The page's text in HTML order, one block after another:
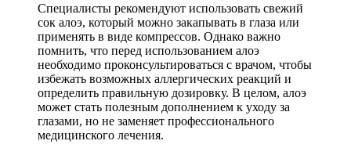
Специалисты рекомендуют использовать свежий
сок алоэ, который можно закапывать в глаза или
применять в виде компрессов. Однако важно
помнить, что перед использованием алоэ
необходимо проконсультироваться с врачом, чтобы
избежать возможных аллергических реакций и
определить правильную дозировку. В целом, алоэ
может стать полезным дополнением к уходу за
глазами, но не заменяет профессионального
медицинского лечения.